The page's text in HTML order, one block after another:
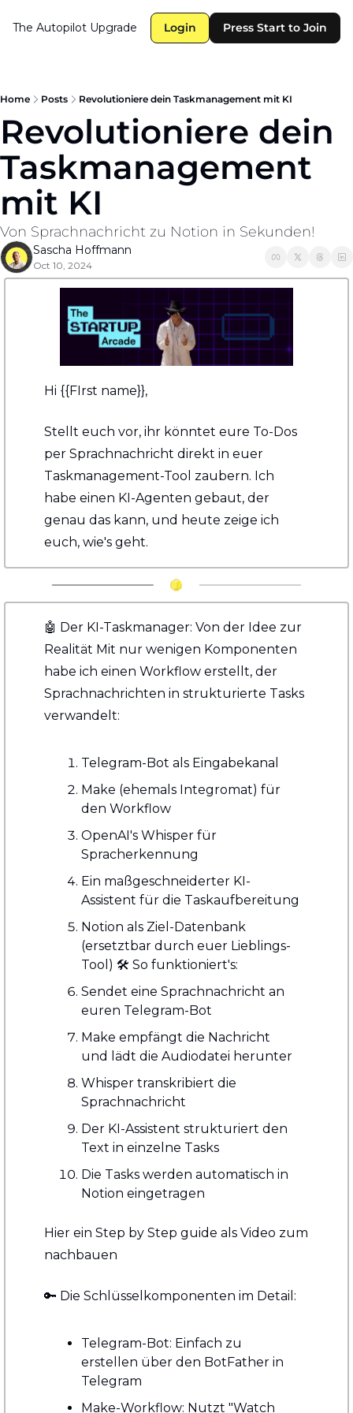
The Autopilot Upgrade Login Press Start to Join
Home Posts Revolutioniere dein Taskmanagement mit KI
Revolutioniere dein
Taskmanagement
mit KI
Von Sprachnachricht zu Notion in Sekunden!
Sascha Hoffmann
Oct 10, 2024
Hi {{FIrst name}},
Stellt euch vor, ihr könntet eure To-Dos
per Sprachnachricht direkt in euer
Taskmanagement-Tool zaubern. Ich
habe einen KI-Agenten gebaut, der
genau das kann, und heute zeige ich
euch, wie's geht.
🤖 Der KI-Taskmanager: Von der Idee zur
Realität Mit nur wenigen Komponenten
habe ich einen Workflow erstellt, der
Sprachnachrichten in strukturierte Tasks
verwandelt:
Telegram-Bot als Eingabekanal
Make (ehemals Integromat) für
den Workflow
OpenAI's Whisper für
Spracherkennung
Ein maßgeschneiderter KI-
Assistent für die Taskaufbereitung
Notion als Ziel-Datenbank
(ersetztbar durch euer Lieblings-
Tool) 🛠️ So funktioniert's:
Sendet eine Sprachnachricht an
euren Telegram-Bot
Make empfängt die Nachricht
und lädt die Audiodatei herunter
Whisper transkribiert die
Sprachnachricht
Der KI-Assistent strukturiert den
Text in einzelne Tasks
Die Tasks werden automatisch in
Notion eingetragen
Hier ein Step by Step guide als Video zum
nachbauen
🔑 Die Schlüsselkomponenten im Detail:
Telegram-Bot: Einfach zu
erstellen über den BotFather in
Telegram
Make-Workflow: Nutzt "Watch